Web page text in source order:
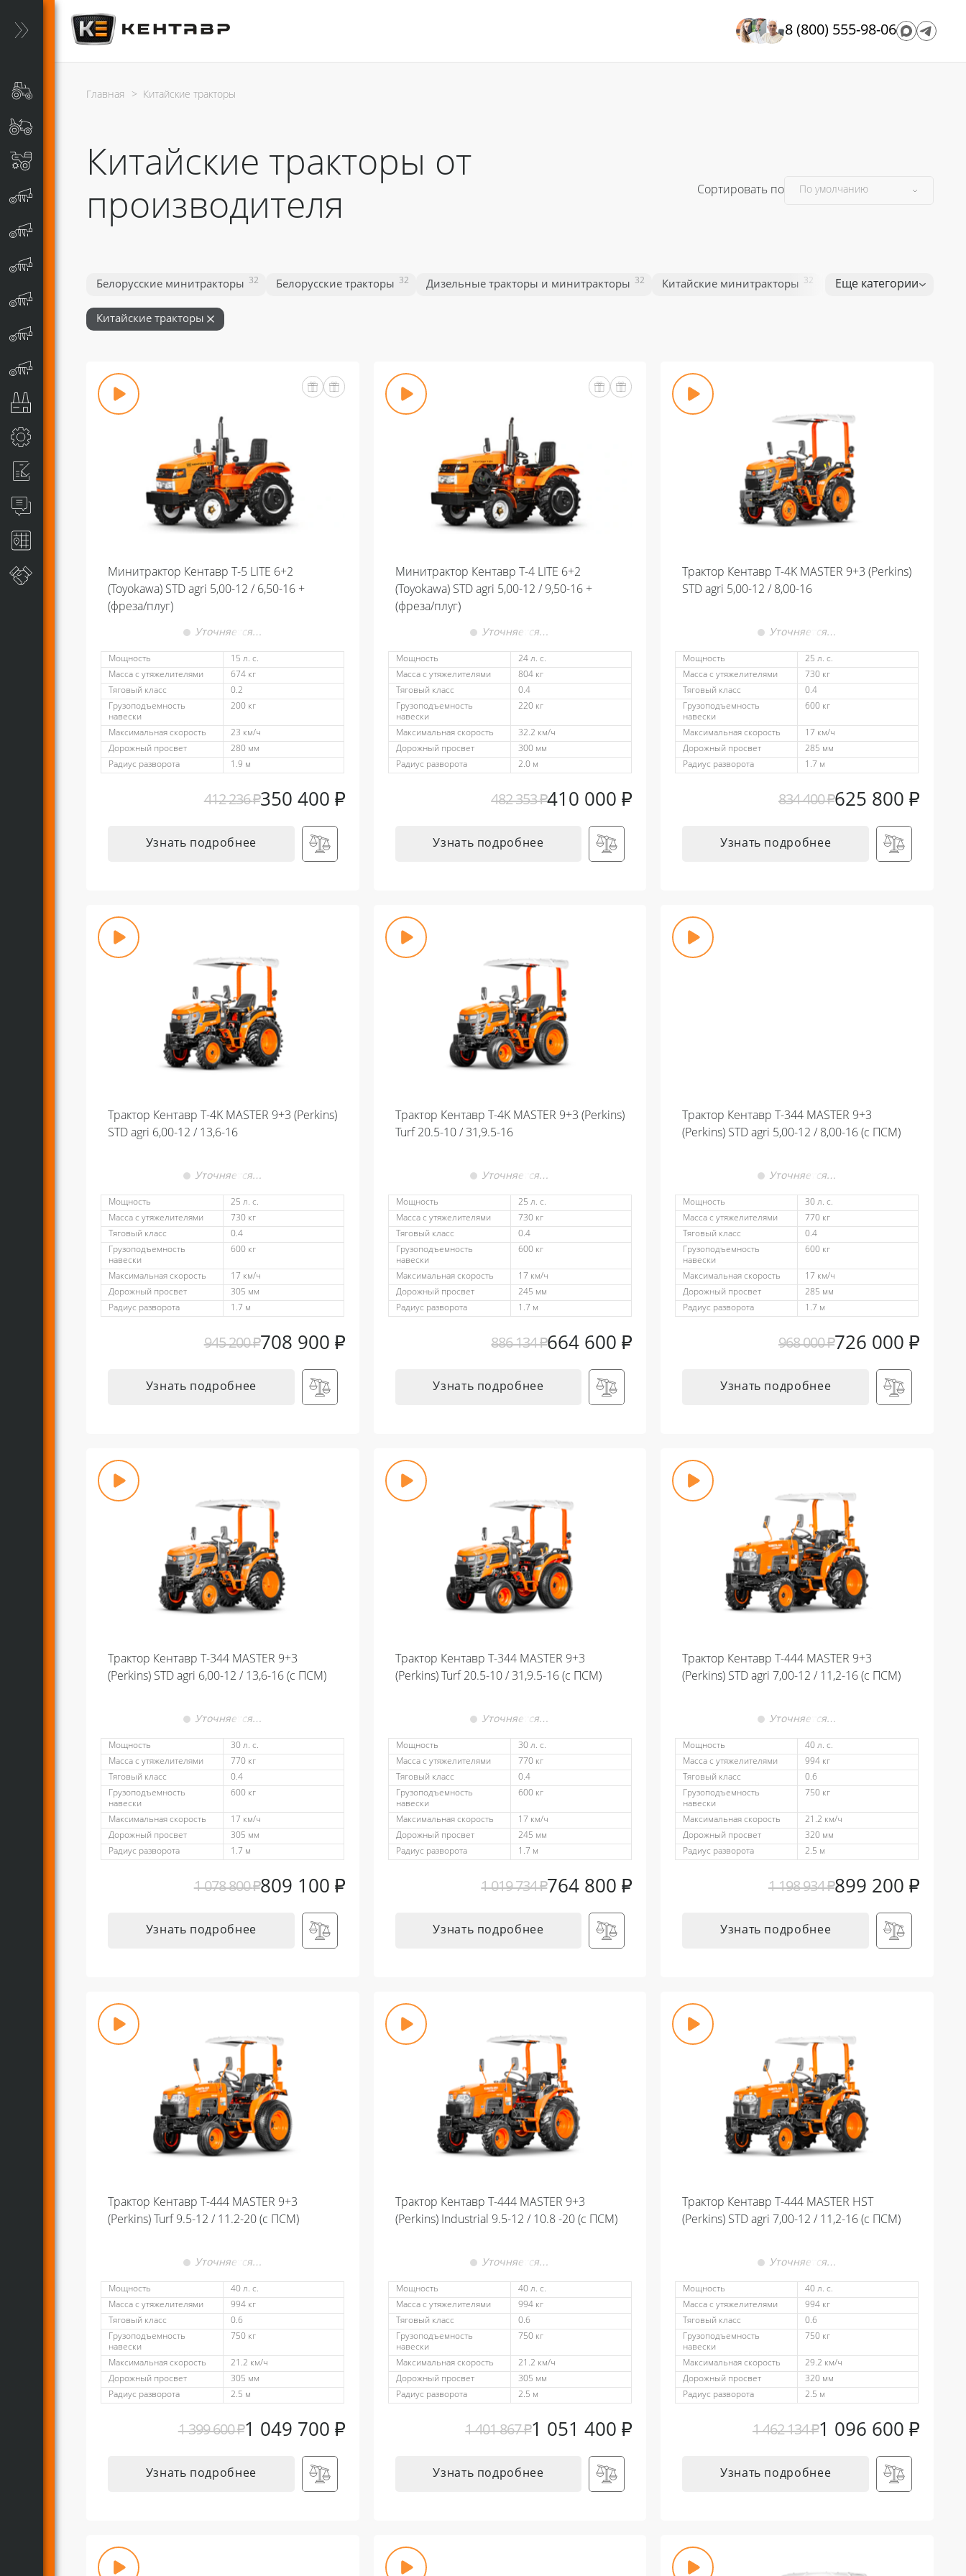
8 (800) 555-98-06
Главная > Китайские тракторы
Китайские тракторы от
производителя
Сортировать по
Белорусские минитракторы 32 Белорусские тракторы 32 Дизельные тракторы и минитракторы 32 Китайские минитракторы 32 Китайские тракторы
Еще категории
Китайские тракторы
Минитрактор Кентавр Т-5 LITE 6+2
(Toyokawa) STD agri 5,00-12 / 6,50-16 +
(фреза/плуг)
Уточняется…
Мощность
15 л. с.
Масса с утяжелителями
674 кг
Тяговый класс
0.2
Грузоподъемность
навески
200 кг
Максимальная скорость
23 км/ч
Дорожный просвет
280 мм
Радиус разворота
1.9 м
412 236₽350 400 ₽
Узнать подробнее
Минитрактор Кентавр Т-4 LITE 6+2
(Toyokawa) STD agri 5,00-12 / 9,50-16 +
(фреза/плуг)
Уточняется…
Мощность
24 л. с.
Масса с утяжелителями
804 кг
Тяговый класс
0.4
Грузоподъемность
навески
220 кг
Максимальная скорость
32.2 км/ч
Дорожный просвет
300 мм
Радиус разворота
2.0 м
482 353₽410 000₽
Узнать подробнее
Трактор Кентавр Т-4K MASTER 9+3 (Perkins)
STD agri 5,00-12 / 8,00-16
Уточняется…
Мощность
25 л. с.
Масса с утяжелителями
730 кг
Тяговый класс
0.4
Грузоподъемность
навески
600 кг
Максимальная скорость
17 км/ч
Дорожный просвет
285 мм
Радиус разворота
1.7 м
834 400₽625 800 ₽
Узнать подробнее
Трактор Кентавр Т-4K MASTER 9+3 (Perkins)
STD agri 6,00-12 / 13,6-16
Уточняется…
Мощность
25 л. с.
Масса с утяжелителями
730 кг
Тяговый класс
0.4
Грузоподъемность
навески
600 кг
Максимальная скорость
17 км/ч
Дорожный просвет
305 мм
Радиус разворота
1.7 м
945 200₽708 900 ₽
Узнать подробнее
Трактор Кентавр Т-4K MASTER 9+3 (Perkins)
Turf 20.5-10 / 31,9.5-16
Уточняется…
Мощность
25 л. с.
Масса с утяжелителями
730 кг
Тяговый класс
0.4
Грузоподъемность
навески
600 кг
Максимальная скорость
17 км/ч
Дорожный просвет
245 мм
Радиус разворота
1.7 м
886 134₽664 600₽
Узнать подробнее
Трактор Кентавр Т-344 MASTER 9+3
(Perkins) STD agri 5,00-12 / 8,00-16 (с ПСМ)
Уточняется…
Мощность
30 л. с.
Масса с утяжелителями
770 кг
Тяговый класс
0.4
Грузоподъемность
навески
600 кг
Максимальная скорость
17 км/ч
Дорожный просвет
285 мм
Радиус разворота
1.7 м
968 000₽726 000 ₽
Узнать подробнее
Трактор Кентавр Т-344 MASTER 9+3
(Perkins) STD agri 6,00-12 / 13,6-16 (с ПСМ)
Уточняется…
Мощность
30 л. с.
Масса с утяжелителями
770 кг
Тяговый класс
0.4
Грузоподъемность
навески
600 кг
Максимальная скорость
17 км/ч
Дорожный просвет
305 мм
Радиус разворота
1.7 м
1 078 800₽809 100 ₽
Узнать подробнее
Трактор Кентавр Т-344 MASTER 9+3
(Perkins) Turf 20.5-10 / 31,9.5-16 (с ПСМ)
Уточняется…
Мощность
30 л. с.
Масса с утяжелителями
770 кг
Тяговый класс
0.4
Грузоподъемность
навески
600 кг
Максимальная скорость
17 км/ч
Дорожный просвет
245 мм
Радиус разворота
1.7 м
1 019 734₽764 800₽
Узнать подробнее
Трактор Кентавр Т-444 MASTER 9+3
(Perkins) STD agri 7,00-12 / 11,2-16 (с ПСМ)
Уточняется…
Мощность
40 л. с.
Масса с утяжелителями
994 кг
Тяговый класс
0.6
Грузоподъемность
навески
750 кг
Максимальная скорость
21.2 км/ч
Дорожный просвет
320 мм
Радиус разворота
2.5 м
1 198 934₽899 200 ₽
Узнать подробнее
Трактор Кентавр Т-444 MASTER 9+3
(Perkins) Turf 9.5-12 / 11.2-20 (с ПСМ)
Уточняется…
Мощность
40 л. с.
Масса с утяжелителями
994 кг
Тяговый класс
0.6
Грузоподъемность
навески
750 кг
Максимальная скорость
21.2 км/ч
Дорожный просвет
305 мм
Радиус разворота
2.5 м
1 399 600₽1 049 700 ₽
Узнать подробнее
Трактор Кентавр Т-444 MASTER 9+3
(Perkins) Industrial 9.5-12 / 10.8 -20 (с ПСМ)
Уточняется…
Мощность
40 л. с.
Масса с утяжелителями
994 кг
Тяговый класс
0.6
Грузоподъемность
навески
750 кг
Максимальная скорость
21.2 км/ч
Дорожный просвет
305 мм
Радиус разворота
2.5 м
1 401 867₽1 051 400₽
Узнать подробнее
Трактор Кентавр Т-444 MASTER HST
(Perkins) STD agri 7,00-12 / 11,2-16 (с ПСМ)
Уточняется…
Мощность
40 л. с.
Масса с утяжелителями
994 кг
Тяговый класс
0.6
Грузоподъемность
навески
750 кг
Максимальная скорость
29.2 км/ч
Дорожный просвет
320 мм
Радиус разворота
2.5 м
1 462 134₽1 096 600 ₽
Узнать подробнее